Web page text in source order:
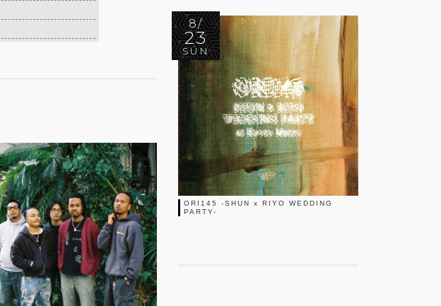
8/
23
SUN
ORI145 -SHUN x RIYO WEDDING
PARTY-